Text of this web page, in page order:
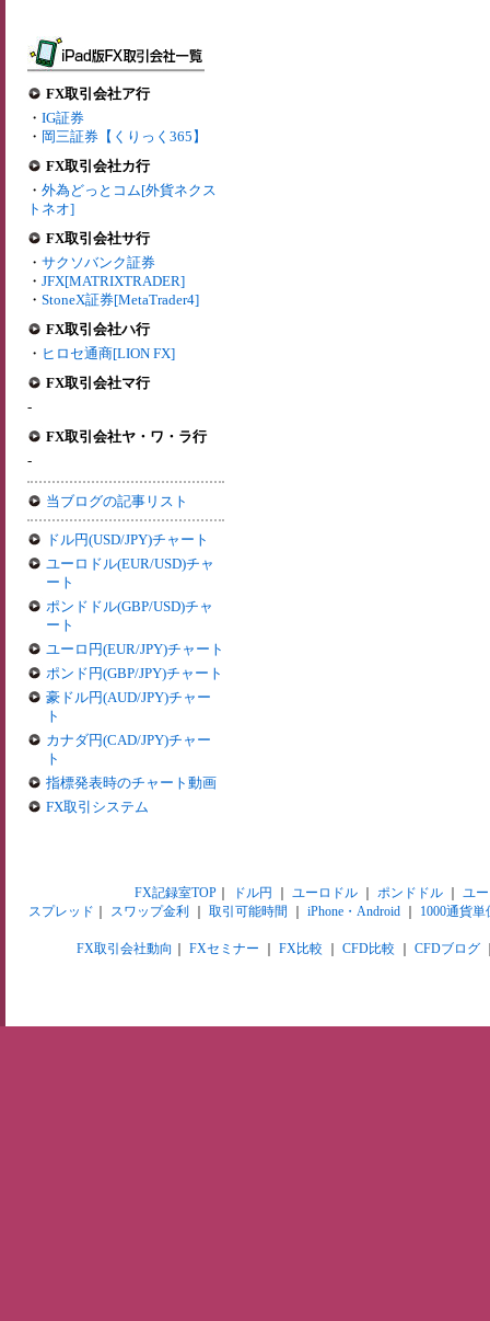
FX取引会社ア行
・ IG証券
・ 岡三証券【くりっく365】
FX取引会社カ行
・ 外為どっとコム[外貨ネクス
トネオ]
FX取引会社サ行
・ サクソバンク証券
・ JFX[MATRIXTRADER]
・ StoneX証券[MetaTrader4]
FX取引会社ハ行
・ ヒロセ通商[LION FX]
FX取引会社マ行
-
FX取引会社ヤ・ワ・ラ行
-
当ブログの記事リスト
ドル円(USD/JPY)チャート
ユーロドル(EUR/USD)チャ
ート
ポンドドル(GBP/USD)チャ
ート
ユーロ円(EUR/JPY)チャート
ポンド円(GBP/JPY)チャート
豪ドル円(AUD/JPY)チャー
ト
カナダ円(CAD/JPY)チャー
ト
指標発表時のチャート動画
FX取引システム
FX記録室TOP｜ ドル円 ユーロドル｜ ポンドドル｜ ユ
スプレッド
スワップ金利 取引可能時間 iPhone・Android 1000通貨単
FX取引会社動向 FXセミナー FX比較 CFD比較 CFDブログ